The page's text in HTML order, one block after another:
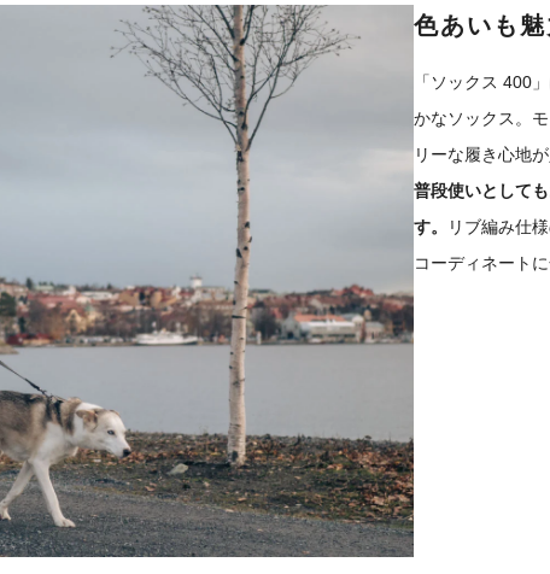
色あいも
「ソックス 400
かなソックス。
リーな履き心地
普段使いとして
す。
リブ編み仕
コーディネート